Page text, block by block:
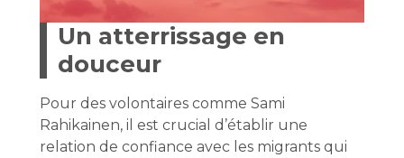
Un atterrissage en
douceur
Pour des volontaires comme Sami
Rahikainen, il est crucial d’établir une
relation de confiance avec les migrants qui